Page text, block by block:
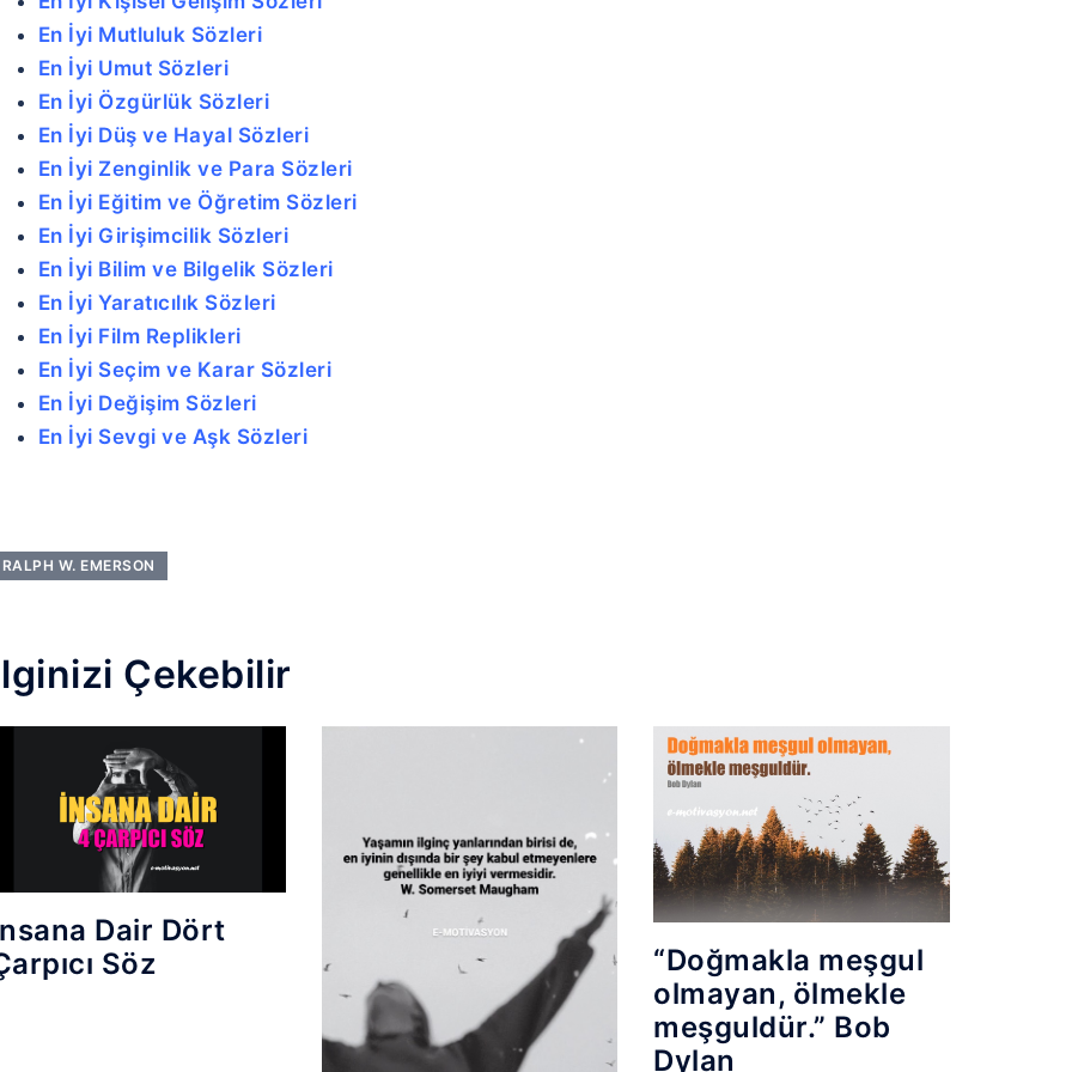
En İyi Mutluluk Sözleri
En İyi Umut Sözleri
En İyi Özgürlük Sözleri
En İyi Düş ve Hayal Sözleri
En İyi Zenginlik ve Para Sözleri
En İyi Eğitim ve Öğretim Sözleri
En İyi Girişimcilik Sözleri
En İyi Bilim ve Bilgelik Sözleri
En İyi Yaratıcılık Sözleri
En İyi Film Replikleri
En İyi Seçim ve Karar Sözleri
En İyi Değişim Sözleri
En İyi Sevgi ve Aşk Sözleri
RALPH W. EMERSON
Çekebilir
Dair Dört
Söz
“Doğmakla meşgul
olmayan, ölmekle
meşguldür.” Bob
Dylan